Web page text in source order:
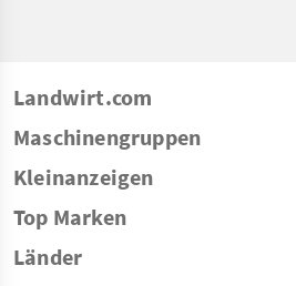
Landwirt.com
Maschinengruppen
Kleinanzeigen
Top Marken
Länder